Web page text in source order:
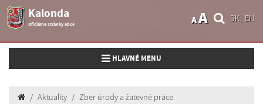
Kalonda
Oficiálne stránky obce
SK| EN
AA
Toggle navigation
HLAVNÉ MENU
Aktuality Zber úrody a žatevné práce